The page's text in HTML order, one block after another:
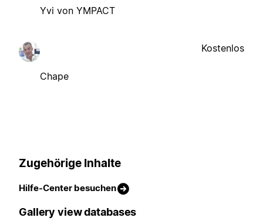
Yvi von YMPACT
Chape
Kostenlos
Zugehörige Inhalte
Hilfe-Center besuchen
Gallery view databases